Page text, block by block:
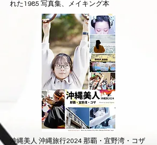
れた1985 写真集、メイキング本
沖縄美人 沖縄旅行2024 那覇・宜野湾・コザ